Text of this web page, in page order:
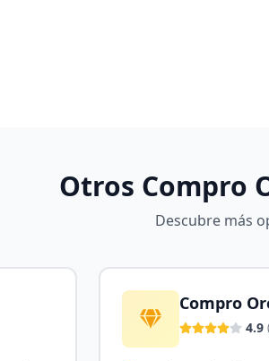
Otros Compro
Descubre más
Compro
4.9